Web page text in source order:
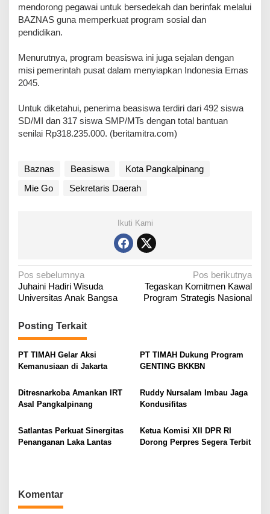
mendorong pegawai untuk bersedekah dan berinfak melalui
BAZNAS guna memperkuat program sosial dan
pendidikan.
‎Menurutnya, program beasiswa ini juga sejalan dengan
misi pemerintah pusat dalam menyiapkan Indonesia Emas
2045.
‎Untuk diketahui, penerima beasiswa terdiri dari 492 siswa
SD/MI dan 317 siswa SMP/MTs dengan total bantuan
senilai Rp318.235.000. (beritamitra.com)
Baznas Beasiswa
Kota Pangkalpinang
Mie Go
Sekretaris Daerah
Ikuti Kami
N
a
i
g
a
s
i
p
s
Pos sebelumnya
Juhaini Hadiri Wisuda
Universitas Anak Bangsa
Pos berikutnya
Tegaskan Komitmen Kawal
Program Strategis Nasional
Posting Terkait
PT TIMAH Gelar Aksi
Kemanusiaan di Jakarta
PT TIMAH Dukung Program
GENTING BKKBN
Ditresnarkoba Amankan IRT
Asal Pangkalpinang
Ruddy Nursalam Imbau Jaga
Kondusifitas
Satlantas Perkuat Sinergitas
Penanganan Laka Lantas
Ketua Komisi XII DPR RI
Dorong Perpres Segera Terbit
Komentar